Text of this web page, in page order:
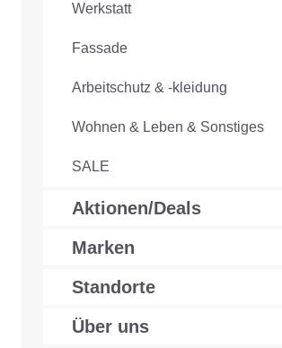
Werkstatt
Fassade
Arbeitschutz & -kleidung
Wohnen & Leben & Sonstiges
SALE
Aktionen/Deals
Marken
Standorte
Über uns